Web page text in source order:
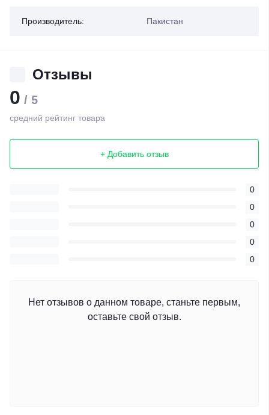
Производитель: Пакистан
Отзывы
0 / 5
средний рейтинг товара
+ Добавить отзыв
0
0
0
0
0
Нет отзывов о данном товаре, станьте первым,
оставьте свой отзыв.